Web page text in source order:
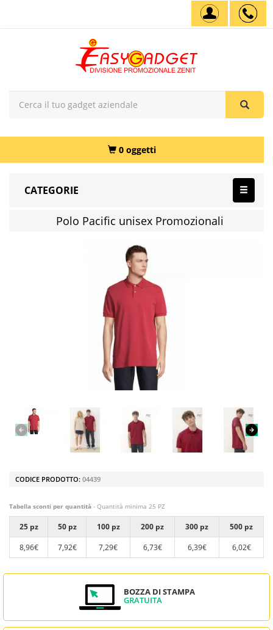
0 oggetti
CATEGORIE
Polo Pacific unisex Promozionali
CODICE PRODOTTO: 04439
Tabella sconti per quantità - Quantità minima 25 PZ
25 pz 50 pz 100 pz 200 pz 300 pz
500 pz
8,96€
7,92€ 7,29€ 6,73€ 6,39€ 6,02€
BOZZA DI STAMPA
GRATUITA